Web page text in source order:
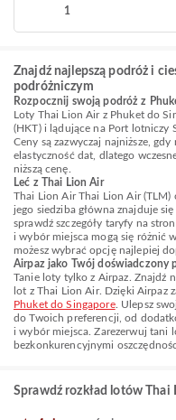
1
Znajdź najlepszą podróż i
podróżniczym
Rozpocznij swoją podróż z
Loty Thai Lion Air z Phuket do
(HKT) i lądujące na Port lotniczy
Ceny są zazwyczaj najniższe,
elastyczność dat, dlatego
niższą cenę.
Leć z Thai Lion Air
Thai Lion Air Thai Lion Air (TLM)
jego siedziba główna znajduje
sprawdź szczegóły taryfy na
i wybór miejsca mogą się różnić
możesz wybrać opcję najlepiej
Airpaz jako Twój doświadczony
Tanie loty tylko z Airpaz. Znajdź
lot z Thai Lion Air. Dzięki Airpaz
Phuket do Singapore. Ulepsz
do Twoich preferencji, od
i wybór miejsca. Zarezerwuj tani
bezkonkurencyjnymi
Sprawdź rozkład lotów